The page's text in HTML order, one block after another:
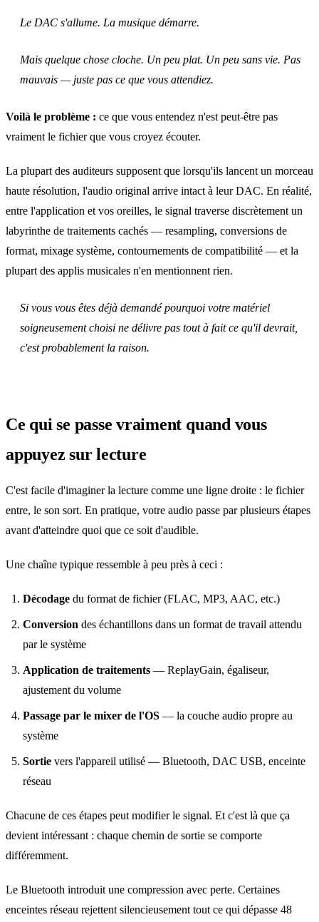
Le DAC s'allume. La musique démarre.
Mais quelque chose cloche. Un peu plat. Un peu sans vie. Pas
mauvais — juste pas ce que vous attendiez.
Voilà le problème : ce que vous entendez n'est peut‑être pas
vraiment le fichier que vous croyez écouter.
La plupart des auditeurs supposent que lorsqu'ils lancent un morceau
haute résolution, l'audio original arrive intact à leur DAC. En réalité,
entre l'application et vos oreilles, le signal traverse discrètement un
labyrinthe de traitements cachés — resampling, conversions de
format, mixage système, contournements de compatibilité — et la
plupart des applis musicales n'en mentionnent rien.
Si vous vous êtes déjà demandé pourquoi votre matériel
soigneusement choisi ne délivre pas tout à fait ce qu'il devrait,
c'est probablement la raison.
Ce qui se passe vraiment quand vous
appuyez sur lecture
C'est facile d'imaginer la lecture comme une ligne droite : le fichier
entre, le son sort. En pratique, votre audio passe par plusieurs étapes
avant d'atteindre quoi que ce soit d'audible.
Une chaîne typique ressemble à peu près à ceci :
Décodage du format de fichier (FLAC, MP3, AAC, etc.)
Conversion des échantillons dans un format de travail attendu
par le système
Application de traitements — ReplayGain, égaliseur,
ajustement du volume
Passage par le mixer de l'OS — la couche audio propre au
système
Sortie vers l'appareil utilisé — Bluetooth, DAC USB, enceinte
réseau
Chacune de ces étapes peut modifier le signal. Et c'est là que ça
devient intéressant : chaque chemin de sortie se comporte
différemment.
Le Bluetooth introduit une compression avec perte. Certaines
enceintes réseau rejettent silencieusement tout ce qui dépasse 48